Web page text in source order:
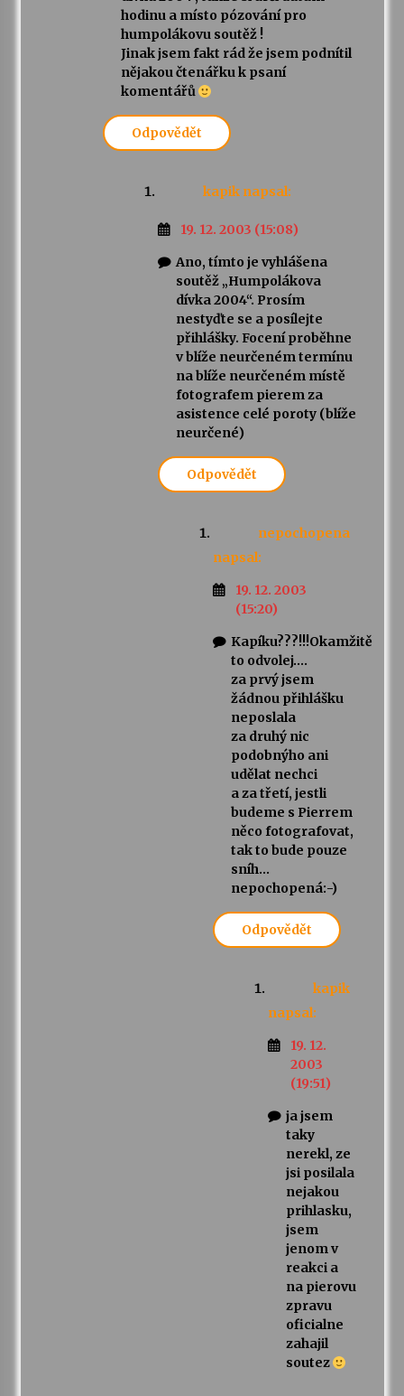
hodinu a místo pózování pro
humpolákovu soutěž !
Jinak jsem fakt rád že jsem podnítil
nějakou čtenářku k psaní
komentářů
Odpovědět
kapik napsal:
19. 12. 2003 (15:08)
Ano, tímto je vyhlášena
soutěž „Humpolákova
dívka 2004“. Prosím
nestyďte se a posílejte
přihlášky. Focení proběhne
v blíže neurčeném termínu
na blíže neurčeném místě
fotografem pierem za
asistence celé poroty (blíže
neurčené)
Odpovědět
nepochopena
napsal:
19. 12. 2003
(15:20)
Kapíku???!!!Okamžitě
to odvolej….
za prvý jsem
žádnou přihlášku
neposlala
za druhý nic
podobnýho ani
udělat nechci
a za třetí, jestli
budeme s Pierrem
něco fotografovat,
tak to bude pouze
sníh…
nepochopená:-)
Odpovědět
kapik
napsal:
19. 12.
2003
(19:51)
ja jsem
taky
nerekl, ze
jsi posilala
nejakou
prihlasku,
jsem
jenom v
reakci a
na pierovu
zpravu
oficialne
zahajil
soutez